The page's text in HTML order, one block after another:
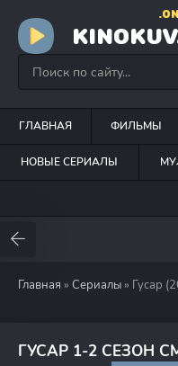
ГЛАВНАЯ ФИЛЬМЫ
НОВЫЕ СЕРИАЛЫ
Главная » Сериалы » Гусар
ГУСАР 1-2 СЕЗОН
6.9